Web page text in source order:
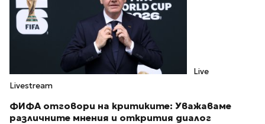
Live
Livestream
ФИФА отговори на критиките: Уважаваме
различните мнения и открития диалог